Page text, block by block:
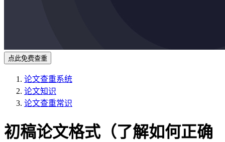
点此免费查重
论文查重系统
论文知识
论文查重常识
初稿论文格式（了解如何正确